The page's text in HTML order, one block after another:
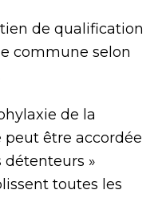
de qualification
commune selon
de la
peut être accordée
détenteurs »
toutes les